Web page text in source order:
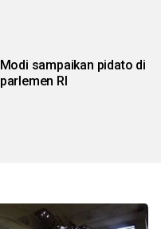
sampaikan pidato di
RI